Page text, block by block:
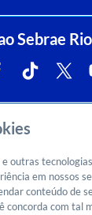
Sebrae Rio
Whatsapp e Telegram:
(21)96576-7825
CNPJ:
29.737.103/0001-10
de
outras
em nossos
conteúdo de
concorda com tal